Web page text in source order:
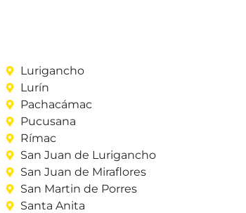
Lurigancho
Lurín
Pachacámac
Pucusana
Rímac
San Juan de Lurigancho
San Juan de Miraflores
San Martin de Porres
Santa Anita